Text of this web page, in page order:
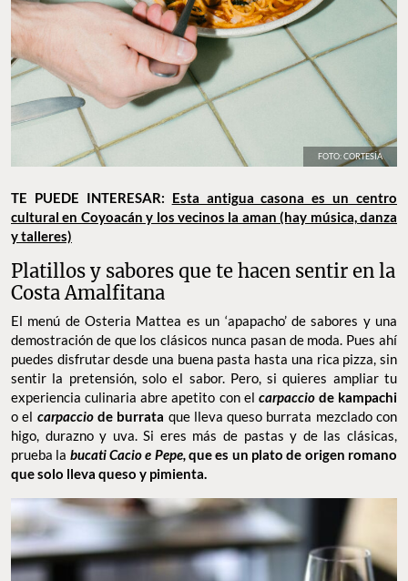
TE PUEDE INTERESAR:
Esta antigua casona es un centro
cultural en Coyoacán y los vecinos la aman (hay música, danza
y talleres)
Platillos y sabores que te hacen sentir en la
Costa Amalfitana
El menú de Osteria Mattea es un ‘apapacho’ de sabores y una
demostración de que los clásicos nunca pasan de moda. Pues ahí
puedes disfrutar desde una buena pasta hasta una rica pizza, sin
sentir la pretensión, solo el sabor. Pero, si quieres ampliar tu
experiencia culinaria abre apetito con el
o el carpacciode burrataque lleva queso burrata mezclado con
higo, durazno y uva. Si eres más de pastas y de las clásicas,
prueba labucati Cacio e Pepe,que es un plato de origen romano
que solo lleva queso y pimienta.